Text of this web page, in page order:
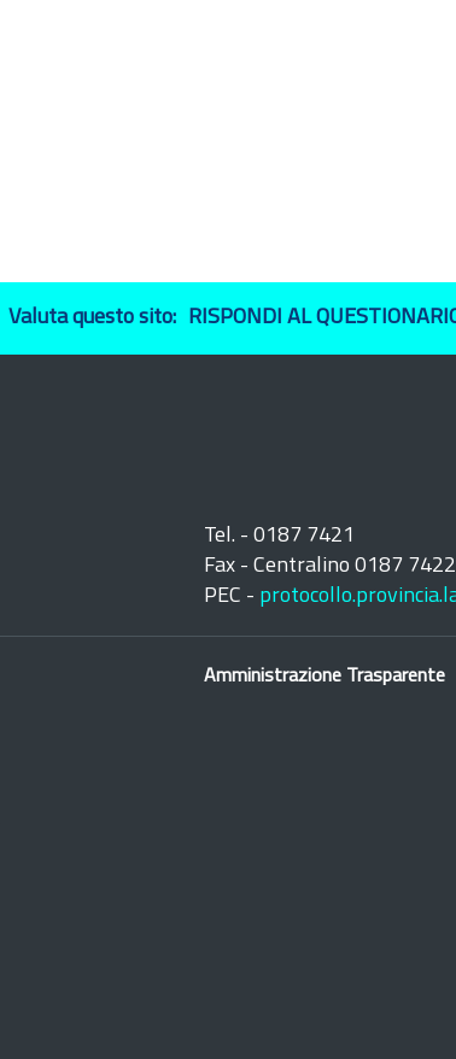
Valuta questo sito: RISPONDI AL
Tel. - 0187 7421
Fax - Centralino 0187
PEC -
Amministrazione Trasparente